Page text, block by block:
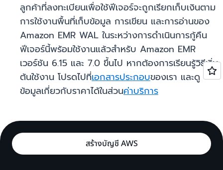
ลูกค้าที่ลงทะเบียนเพื่อใช้ฟีเจอร์จะถูกเรียกเก็บเงินตาม
การใช้งานพื้นที่เก็บข้อมูล การเขียน และการอ่านของ
Amazon EMR WAL ในระหว่างการดำเนินการกู้คืน
ฟีเจอร์นี้พร้อมใช้งานแล้วสำหรับ Amazon EMR
เวอร์ชัน 6.15 และ 7.0 ขึ้นไป หากต้องการเรียนรู้วิธีเริ่ม
ต้นใช้งาน โปรดไปที่เอกสารประกอบของเรา และดู
ข้อมูลเกี่ยวกับราคาได้ในส่วนค่าบริการ
สร้างบัญชี AWS